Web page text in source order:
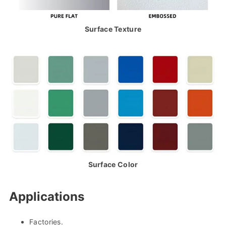
Surface Texture
Surface Color
Applications
Factories.